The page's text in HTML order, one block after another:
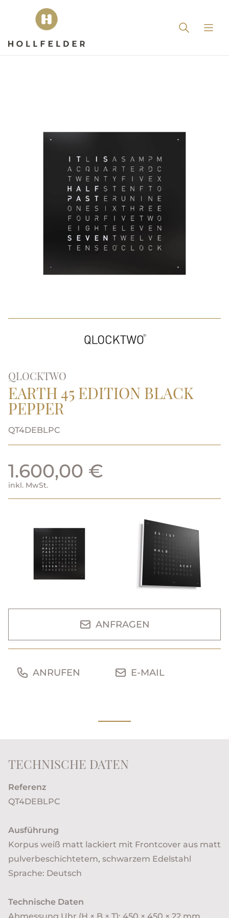
QLOCKTWO
EARTH 45 EDITION BLACK
PEPPER
QT4DEBLPC
1.600,00 €
inkl. MwSt.
ANFRAGEN
ANRUFEN E-MAIL
TECHNISCHE DATEN
Referenz
QT4DEBLPC
Ausführung
Korpus weiß matt lackiert mit Frontcover aus matt
pulverbeschichtetem, schwarzem Edelstahl
Sprache: Deutsch
Technische Daten
Abmessung Uhr (H × B × T): 450 × 450 × 22 mm